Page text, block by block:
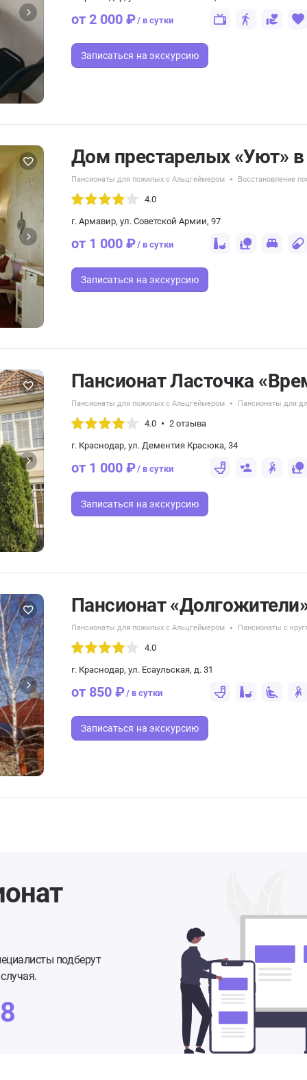
от 2 000 ₽/ в сутки
Записаться на экскурсию
Дом престарелых «Уют»
Пансионаты для пожилых с Альцгеймером Восстановление
4.0
г. Армавир, ул. Советской Армии, 97
от 1 000 ₽/ в сутки
Записаться на экскурсию
Пансионат Ласточка
Пансионаты для пожилых с Альцгеймером Пансионаты для
4.0 2 отзыва
г. Краснодар, ул. Дементия Красюка, 34
от 1 000 ₽/ в сутки
Записаться на экскурсию
Пансионат
Пансионаты для пожилых с Альцгеймером Пансионаты с
4.0
г. Краснодар, ул. Есаульская, д. 31
от 850 ₽/ в сутки
Записаться на экскурсию
подберут